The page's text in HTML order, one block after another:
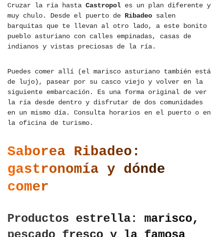
Cruzar la ría hasta Castropol es un plan diferente y
muy chulo. Desde el puerto de Ribadeo salen
barquitas que te llevan al otro lado, a este bonito
pueblo asturiano con calles empinadas, casas de
indianos y vistas preciosas de la ría.
Puedes comer allí (el marisco asturiano también está
de lujo), pasear por su casco viejo y volver en la
siguiente embarcación. Es una forma original de ver
la ría desde dentro y disfrutar de dos comunidades
en un mismo día. Consulta horarios en el puerto o en
la oficina de turismo.
Saborea Ribadeo:
gastronomía y dónde
comer
Productos estrella: marisco,